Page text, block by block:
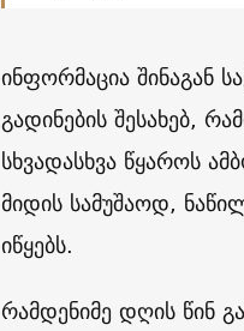
ინფორმაცია შინაგან
გადინების შესახებ,
სხვადასხვა წყაროს
მიდის სამუშაოდ,
იწყებს.
რამდენიმე დღის წინ